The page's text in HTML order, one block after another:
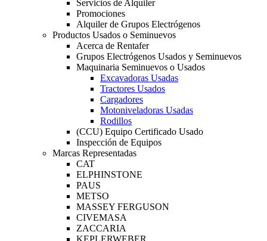
Servicios de Alquiler
Promociones
Alquiler de Grupos Electrógenos
Productos Usados o Seminuevos
Acerca de Rentafer
Grupos Electrógenos Usados y Seminuevos
Maquinaria Seminuevos o Usados
Excavadoras Usadas
Tractores Usados
Cargadores
Motoniveladoras Usadas
Rodillos
(CCU) Equipo Certificado Usado
Inspección de Equipos
Marcas Representadas
CAT
ELPHINSTONE
PAUS
METSO
MASSEY FERGUSON
CIVEMASA
ZACCARIA
KEPLERWEBER